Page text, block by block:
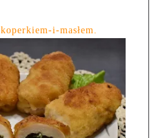
i-masłem.